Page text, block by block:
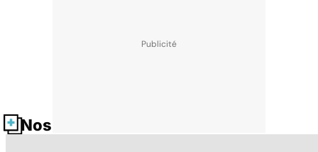
Nos fiches santé